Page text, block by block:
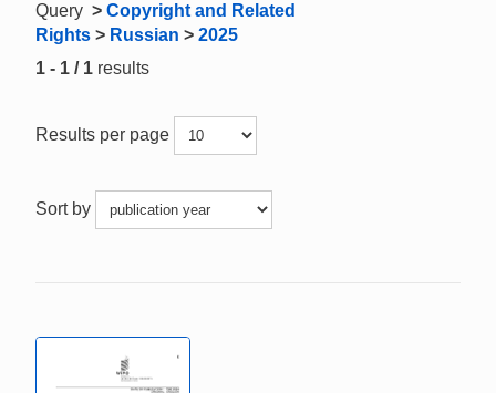
Query > Copyright and Related
Rights > Russian > 2025
1 - 1 / 1 results
Results per page
Sort by